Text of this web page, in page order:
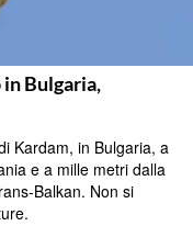
Bulgaria,
Kardam, in Bulgaria, a
e a mille metri dalla
Balkan. Non si